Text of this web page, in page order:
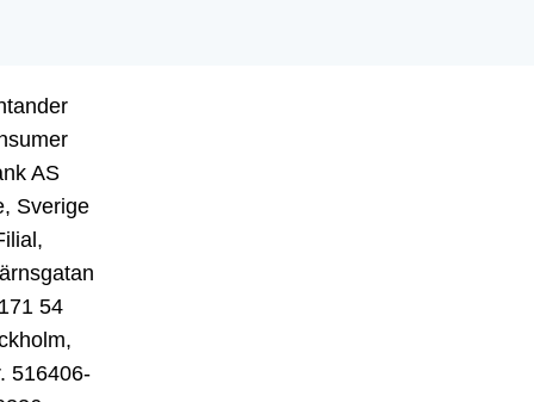
AS
Sverige
54
516406-